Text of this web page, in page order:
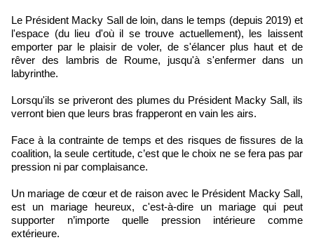
Le Président Macky Sall de loin, dans le temps (depuis 2019) et
l'espace (du lieu d'où il se trouve actuellement), les laissent
emporter par le plaisir de voler, de s'élancer plus haut et de
rêver des lambris de Roume, jusqu'à s'enfermer dans un
labyrinthe.
Lorsqu'ils se priveront des plumes du Président Macky Sall, ils
verront bien que leurs bras frapperont en vain les airs.
Face à la contrainte de temps et des risques de fissures de la
coalition, la seule certitude, c’est que le choix ne se fera pas par
pression ni par complaisance.
Un mariage de cœur et de raison avec le Président Macky Sall,
est un mariage heureux, c'est-à-dire un mariage qui peut
supporter n’importe quelle pression intérieure comme
extérieure.